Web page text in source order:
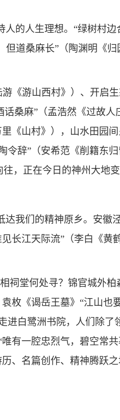
的人生理想。“绿树村边
但道桑麻长”（陶渊明《
《游山西村》）、开启
桑麻”（孟浩然《过故人
《山村》），山水田园
令辞”（安希范《削籍东
，正在今日的神州大地变
我们的精神原乡。安徽
长江天际流”（李白《黄
堂何处寻？锦官城外柏
枚《谒岳王墓》“江山也
进白鹭洲书院，人们除了
有一腔忠烈气，碧空常
、名篇创作、精神腾跃